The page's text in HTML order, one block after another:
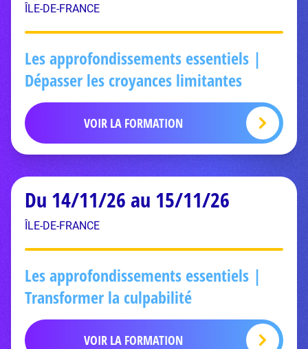
ÎLE-DE-FRANCE
Les approfondissements essentiels |
Dépasser les croyances limitantes
VOIR LA FORMATION
Du 14/11/26 au 15/11/26
ÎLE-DE-FRANCE
Les approfondissements essentiels |
Transformer la culpabilité
VOIR LA FORMATION